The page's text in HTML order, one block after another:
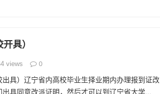
具）
views 0
具）辽宁省内高校毕业生择业期内办理报到证改
具同意改派证明，然后才可以到辽宁省大学...